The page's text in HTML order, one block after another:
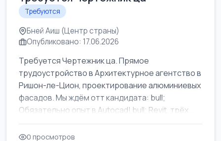
Требуются
Бней Аиш (Центр страны)
Опубликовано: 17.06.2026
Требуется Чертежник ца. Прямое
трудоустройство в Архитектурное агентство в
Ришон-ле-Цион, проектирование алюминиевых
фасадов. Мы ждём отт кандидата: bull;
Обязательно опыт в Autocad! bull; Revit, трёх...
0 просмотров